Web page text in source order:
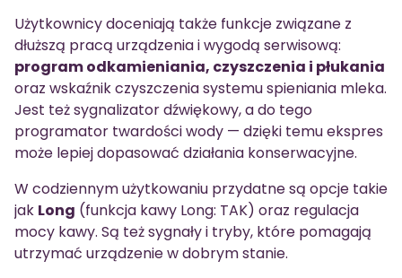
Użytkownicy doceniają także funkcje związane z
dłuższą pracą urządzenia i wygodą serwisową:
program odkamieniania, czyszczenia i płukania
oraz wskaźnik czyszczenia systemu spieniania mleka.
Jest też sygnalizator dźwiękowy, a do tego
programator twardości wody — dzięki temu ekspres
może lepiej dopasować działania konserwacyjne.
W codziennym użytkowaniu przydatne są opcje takie
jak Long (funkcja kawy Long: TAK) oraz regulacja
mocy kawy. Są też sygnały i tryby, które pomagają
utrzymać urządzenie w dobrym stanie.